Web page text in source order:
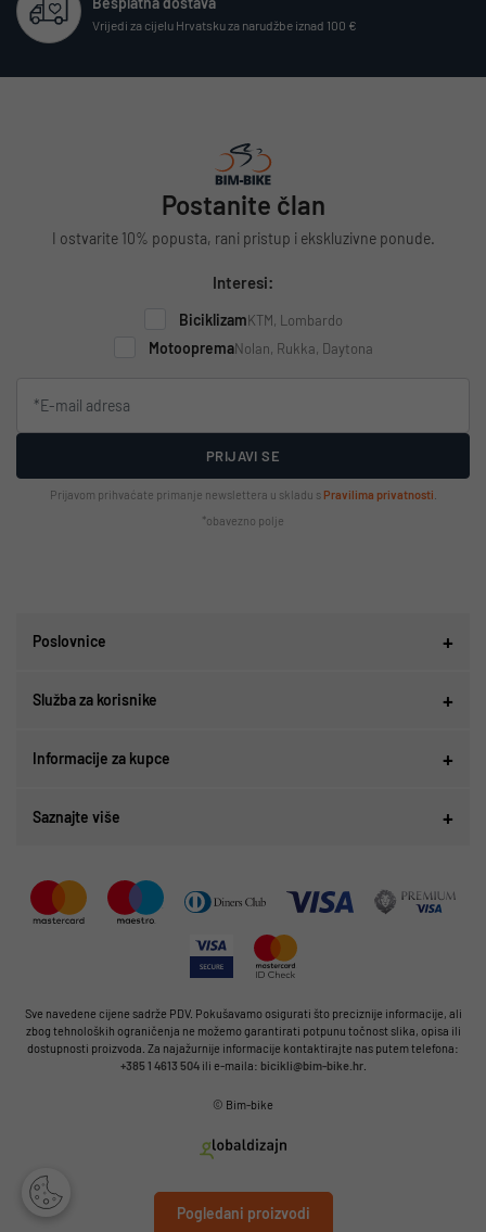
Pogledani proizvodi
Vrijedi za cijelu Hrvatsku za narudžbe iznad 100 €
Postanite član
I ostvarite 10% popusta, rani pristup i ekskluzivne ponude.
Interesi:
BiciklizamKTM, Lombardo
MotoopremaNolan, Rukka, Daytona
PRIJAVI SE
Prijavom prihvaćate primanje newslettera u skladu s Pravilima privatnosti
*obavezno polje
Poslovnice
Služba za korisnike
Informacije za kupce
Saznajte više
Sve navedene cijene sadrže PDV. Pokušavamo osigurati što preciznije informacije, ali
zbog tehnoloških ograničenja ne možemo garantirati potpunu točnost slika, opisa ili
dostupnosti proizvoda. Za najažurnije informacije kontaktirajte nas putem telefona:
+385 1 4613 504ili e-maila: bicikli@bim-bike.hr.
© Bim-bike